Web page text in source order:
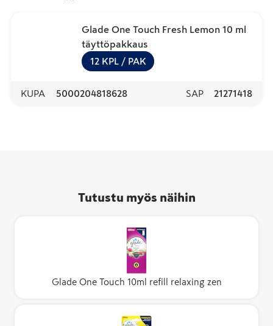
Glade One Touch Fresh Lemon 10 ml
täyttöpakkaus
12 KPL / PAK
KUPA 5000204818628 SAP 21271418
Tutustu myös näihin
Glade One Touch 10ml refill relaxing zen